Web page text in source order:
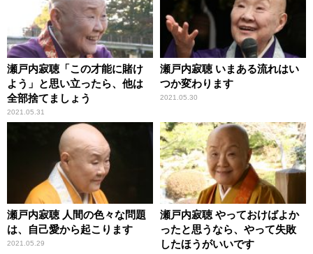
瀬戸内寂聴「この才能に賭け
よう」と思い立ったら、他は
全部捨てましょう
2021.05.31
瀬戸内寂聴 いまある流れはい
つか変わります
2021.05.30
瀬戸内寂聴 人間の色々な問題
は、自己愛から起こります
2021.05.29
瀬戸内寂聴 やっておけばよか
ったと思うなら、やって失敗
したほうがいいです